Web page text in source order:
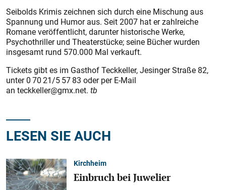
Seibolds Krimis zeichnen sich durch eine Mischung aus
Spannung und Humor aus. Seit 2007 hat er zahlreiche
Romane veröffent­licht, darunter historische Werke,
Psychothriller und Theaterstücke; seine Bücher wurden
insgesamt rund 570.000 Mal verkauft.
Tickets gibt es im Gasthof Teckkeller, Jesinger Straße 82,
unter 0 70 21/5 57 83 oder per E-Mail
an teckkeller@gmx.net. tb
LESEN SIE AUCH
Kirchheim
Einbruch bei Juwelier